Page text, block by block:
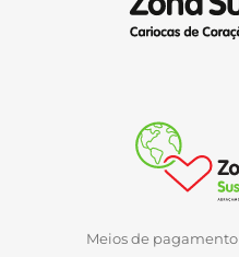
Meios de pagamento